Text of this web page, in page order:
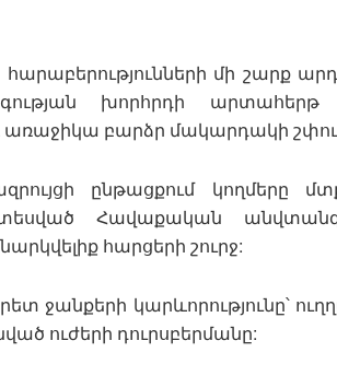
մի շարք
խորհրդի արտահերթ
բարձր մակարդակի
ընթացքում կողմերը
Հավաքական
հարցերի շուրջ:
ջանքերի կարևորությունը՝
ուժերի դուրսբերմանը: